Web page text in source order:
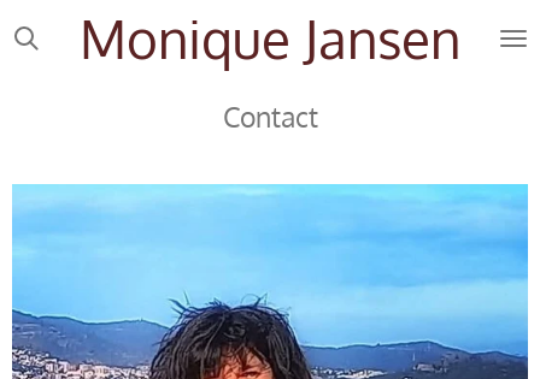
Ga
direct
Monique Jansen
Contact